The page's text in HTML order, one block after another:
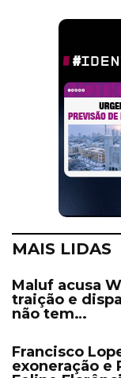
MAIS LIDAS
Maluf acusa
traição e
não tem…
Francisco
exoneração e